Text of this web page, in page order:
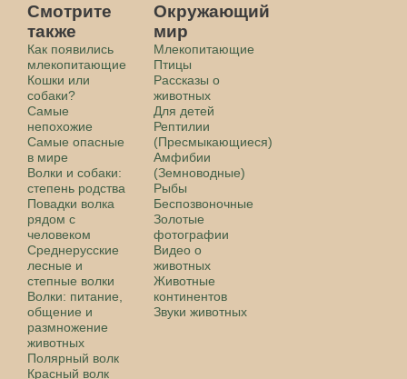
Смотрите
также
Как появились
млекопитающие
Кошки или
собаки?
Самые
непохожие
Самые опасные
в мире
Волки и собаки:
степень родства
Повадки волка
рядом с
человеком
Среднерусские
лесные и
степные волки
Волки: питание,
общение и
размножение
животных
Полярный волк
Красный волк
Окружающий
мир
Млекопитающие
Птицы
Рассказы о
животных
Для детей
Рептилии
(Пресмыкающиеся)
Амфибии
(Земноводные)
Рыбы
Беспозвоночные
Золотые
фотографии
Видео о
животных
Животные
континентов
Звуки животных